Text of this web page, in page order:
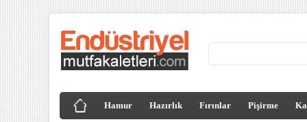
Hamur Hazırlık Fırınlar Pişirme